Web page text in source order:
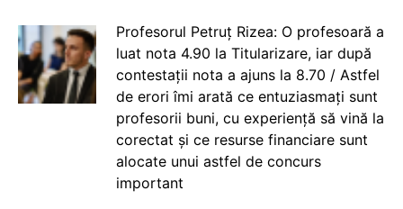
Profesorul Petruț Rizea: O profesoară a
luat nota 4.90 la Titularizare, iar după
contestații nota a ajuns la 8.70 / Astfel
de erori îmi arată ce entuziasmați sunt
profesorii buni, cu experiență să vină la
corectat și ce resurse financiare sunt
alocate unui astfel de concurs
important